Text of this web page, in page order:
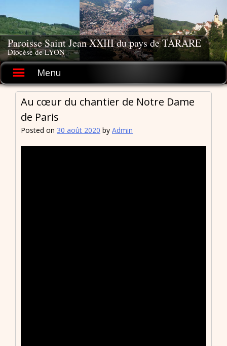
to
content
Paroisse Saint Jean XXIII du pays de TARARE
Diocèse de LYON
Menu
Au cœur du chantier de Notre Dame
de Paris
Posted on 30 août 2020 by Admin